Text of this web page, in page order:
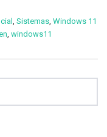
, Sistemas, Windows 11
, windows11